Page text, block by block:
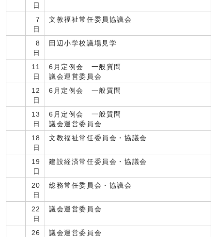
日
7
日
文教福祉常任委員協議会
8
日
田辺小学校議場見学
11
日
6月定例会 一般質問
議会運営委員会
12
日
6月定例会 一般質問
13
日
6月定例会 一般質問
議会運営委員会
18
日
文教福祉常任委員会・協議会
19
日
建設経済常任委員会・協議会
20
日
総務常任委員会・協議会
22
日
議会運営委員会
26
議会運営委員会